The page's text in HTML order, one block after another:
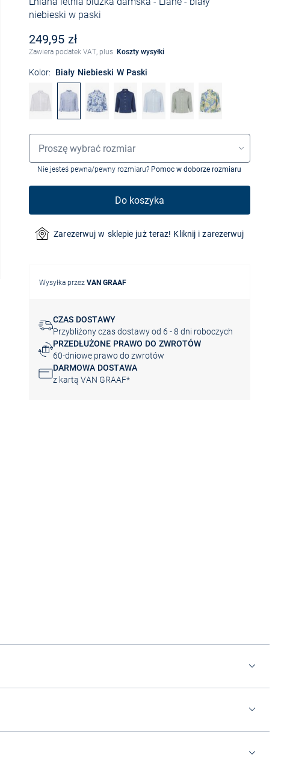
niebieski w paski
249,95 zł
Zawiera podatek VAT, plus Koszty wysyłki
Kolor: Biały Niebieski W Paski
Wybór rozmiaru
Proszę wybrać rozmiar
Nie jesteś pewna/pewny rozmiaru? Pomoc w doborze rozmiaru
Do koszyka
Zarezerwuj w sklepie już teraz! Kliknij i zarezerwuj
Wysyłka przez VAN GRAAF
CZAS DOSTAWY
Przybliżony czas dostawy od 6 - 8 dni roboczych
PRZEDŁUŻONE PRAWO DO ZWROTÓW
60-dniowe prawo do zwrotów
DARMOWA DOSTAWA
z kartą VAN GRAAF*